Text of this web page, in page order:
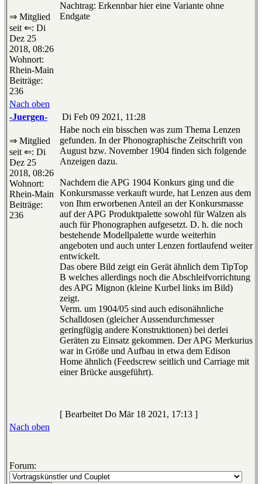
⇒ Mitglied
seit ⇐: Di
Dez 25
2018, 08:26
Wohnort:
Rhein-Main
Beiträge:
236
Nachtrag: Erkennbar hier eine Variante ohne
Endgate
Nach oben
-Juergen-
Di Feb 09 2021, 11:28
⇒ Mitglied
seit ⇐: Di
Dez 25
2018, 08:26
Wohnort:
Rhein-Main
Beiträge:
236
Habe noch ein bisschen was zum Thema Lenzen
gefunden. In der Phonographische Zeitschrift von
August bzw. November 1904 finden sich folgende
Anzeigen dazu.
Nachdem die APG 1904 Konkurs ging und die
Konkursmasse verkauft wurde, hat Lenzen aus dem
von Ihm erworbenen Anteil an der Konkursmasse
auf der APG Produktpalette sowohl für Walzen als
auch für Phonographen aufgesetzt. D. h. die noch
bestehende Modellpalette wurde weiterhin
angeboten und auch unter Lenzen fortlaufend weiter
entwickelt.
Das obere Bild zeigt ein Gerät ähnlich dem TipTop
B welches allerdings noch die Abschleifvorrichtung
des APG Mignon (kleine Kurbel links im Bild)
zeigt.
Verm. um 1904/05 sind auch edisonähnliche
Schalldosen (gleicher Aussendurchmesser
geringfügig andere Konstruktionen) bei derlei
Geräten zu Einsatz gekommen. Der APG Merkurius
war in Größe und Aufbau in etwa dem Edison
Home ähnlich (Feedscrew seitlich und Carriage mit
einer Brücke ausgeführt).
[ Bearbeitet Do Mär 18 2021, 17:13 ]
Nach oben
Forum: